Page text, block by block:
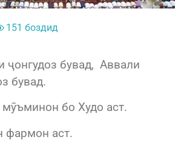
151 боздид
ҷонгудоз бувад, Аввали
бувад.
бо Худо аст.
фармон аст.